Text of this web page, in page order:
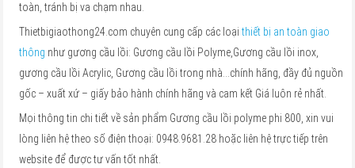
toàn, tránh bị va chạm nhau.
Thietbigiaothong24.com chuyên cung cấp các loạithiết bị an toàn giao
thông như gương cầu lồi: Gương cầu lồi Polyme,Gương cầu lồi inox,
gương cầu lồi Acrylic, Gương cầu lồi trong nhà…chính hãng, đầy đủ nguồn
gốc – xuất xứ – giấy bảo hành chính hãng và cam kết Giá luôn rẻ nhất.
Mọi thông tin chi tiết về sản phẩm Gương cầu lồi polyme phi 800, xin vui
lòng liên hệ theo số điện thoại: 0948.9681.28 hoặc liên hệ trực tiếp trên
website để được tư vấn tốt nhất.